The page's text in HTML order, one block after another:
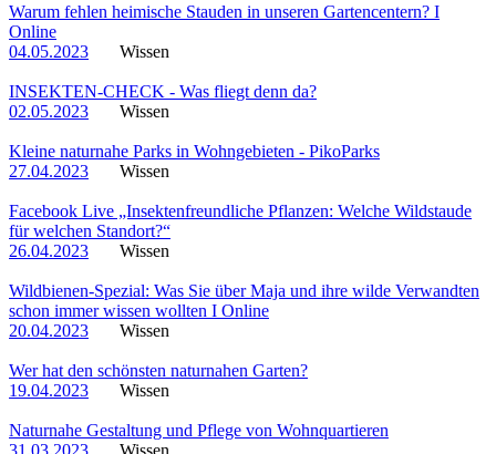
Warum fehlen heimische Stauden in unseren Gartencentern? I
Online
04.05.2023
Wissen
INSEKTEN-CHECK - Was fliegt denn da?
02.05.2023
Wissen
Kleine naturnahe Parks in Wohngebieten - PikoParks
27.04.2023
Wissen
Facebook Live „Insektenfreundliche Pflanzen: Welche Wildstaude
für welchen Standort?“
26.04.2023
Wissen
Wildbienen-Spezial: Was Sie über Maja und ihre wilde Verwandten
schon immer wissen wollten I Online
20.04.2023
Wissen
Wer hat den schönsten naturnahen Garten?
19.04.2023
Wissen
Naturnahe Gestaltung und Pflege von Wohnquartieren
31.03.2023
Wissen